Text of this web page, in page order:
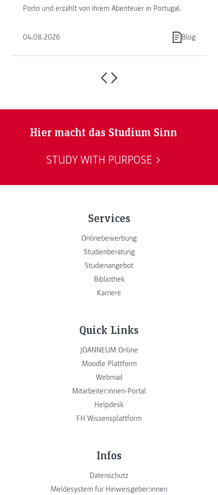
Porto und erzählt von ihrem Abenteuer in Portugal.
04.08.2026 Blog
Hier macht das Studium Sinn
STUDY WITH PURPOSE
Services
Onlinebewerbung
Studienberatung
Studienangebot
Bibliothek
Karriere
Quick Links
JOANNEUM Online
Moodle Plattform
Webmail
Mitarbeiter:innen-Portal
Helpdesk
FH Wissensplattform
Infos
Datenschutz
Meldesystem für Hinweisgeber:innen